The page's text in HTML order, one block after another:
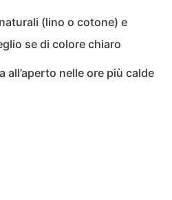
(lino o cotone) e
se di colore chiaro
all’aperto nelle ore più calde